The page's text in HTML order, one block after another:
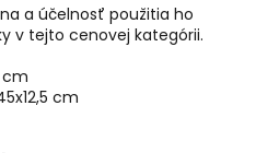
a účelnosť použitia ho
v tejto cenovej kategórii.
cm
cm